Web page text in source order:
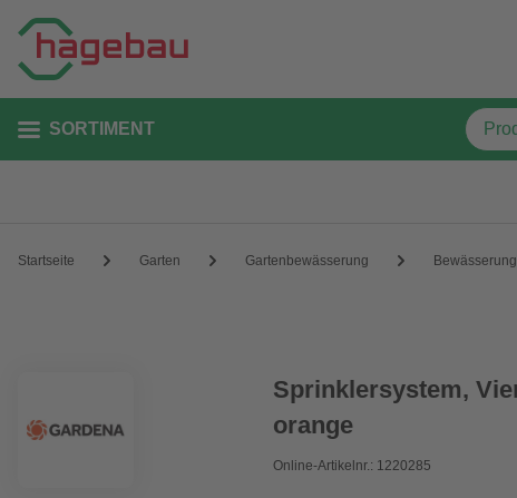
SORTIMENT
Startseite Garten Gartenbewässerung
Sprinklersystem,
orange
Online-Artikelnr.: 1220285